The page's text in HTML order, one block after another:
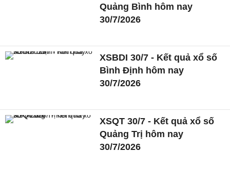
Quảng Bình hôm nay
30/7/2026
XSBDI 30/7 - Kết quả xổ số
Bình Định hôm nay
30/7/2026
XSQT 30/7 - Kết quả xổ số
Quảng Trị hôm nay
30/7/2026